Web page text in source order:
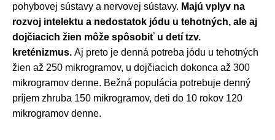
pohybovej sústavy a nervovej sústavy. Majú vplyv na
rozvoj intelektu a nedostatok jódu u tehotných, ale aj
dojčiacich žien môže spôsobiť u detí tzv.
kreténizmus. Aj preto je denná potreba jódu u tehotných
žien až 250 mikrogramov, u dojčiacich dokonca až 300
mikrogramov denne. Bežná populácia potrebuje denný
príjem zhruba 150 mikrogramov, deti do 10 rokov 120
mikrogramov denne.